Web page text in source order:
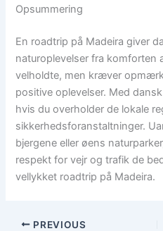
Opsummering
En roadtrip på Madeira giver
naturoplevelser fra komforten
velholdte, men kræver
positive oplevelser. Med
hvis du overholder de lokale
sikkerhedsforanstaltninger.
bjergene eller øens
respekt for vejr og trafik de
vellykket roadtrip på Madeira.
PREVIOUS